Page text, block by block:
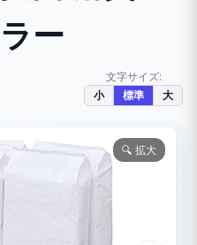
ー
文字サイズ:
小 標準 大
🔍 拡大